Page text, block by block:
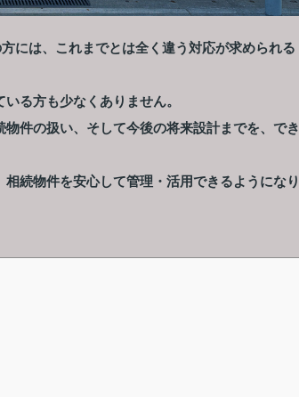
には、これまでとは全く違う対応が求められる
る方も少なくありません。
件の扱い、そして今後の将来設計までを、でき
続物件を安心して管理・活用できるようになり